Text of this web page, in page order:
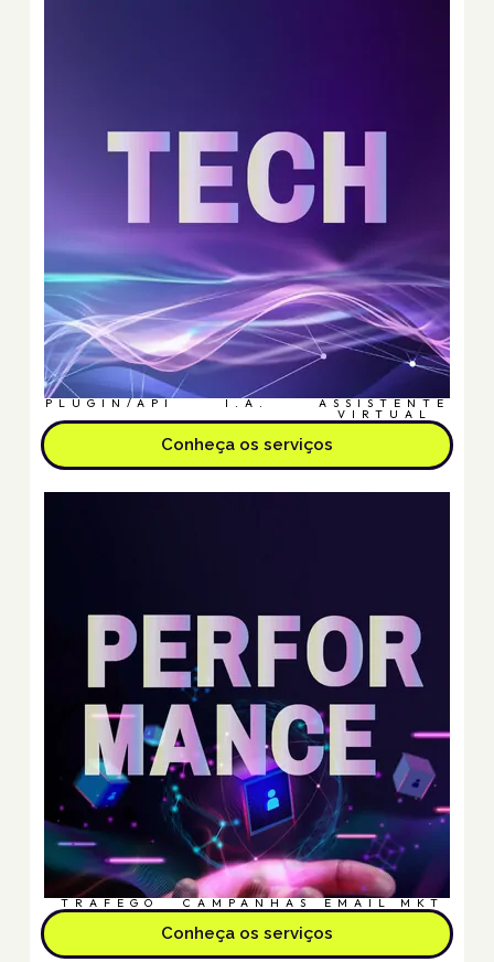
PLUGIN/API I.A. ASSISTENTE
VIRTUAL
Conheça os serviços
TRÁFEGO CAMPANHAS EMAIL MKT
Conheça os serviços